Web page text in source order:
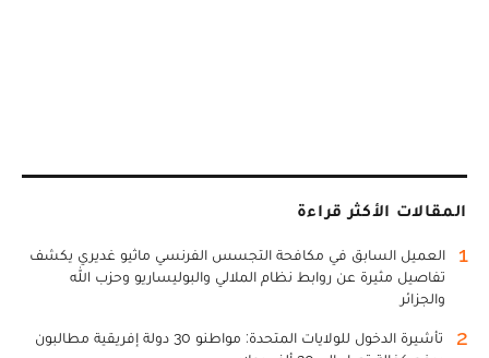
المقالات الأكثر قراءة
1
العميل السابق في مكافحة التجسس الفرنسي ماثيو غديري يكشف
تفاصيل مثيرة عن روابط نظام الملالي والبوليساريو وحزب الله
والجزائر
2
تأشيرة الدخول للولايات المتحدة: مواطنو 30 دولة إفريقية مطالبون